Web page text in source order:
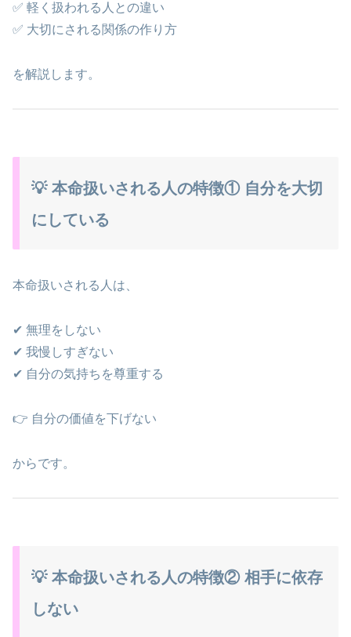
✅ 軽く扱われる人との違い
✅ 大切にされる関係の作り方
を解説します。
💡 本命扱いされる人の特徴① 自分を大切
にしている
本命扱いされる人は、
✔ 無理をしない
✔ 我慢しすぎない
✔ 自分の気持ちを尊重する
👉 自分の価値を下げない
からです。
💡 本命扱いされる人の特徴② 相手に依存
しない